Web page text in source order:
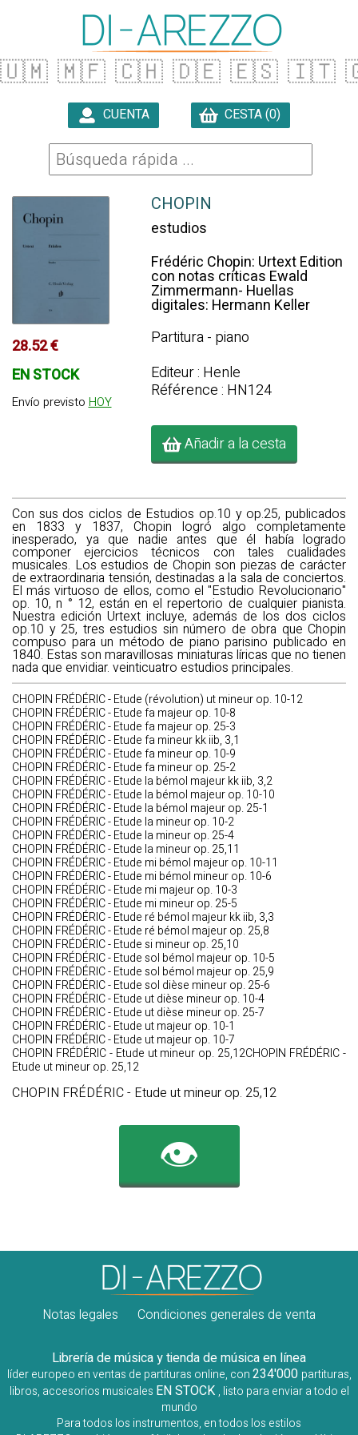
🇺🇲 🇲🇫 🇨🇭 🇩🇪 🇪🇸 🇮🇹
CUENTA CESTA (0)
28.52 €
EN STOCK
Envío previsto HOY
CHOPIN
estudios
Frédéric Chopin: Urtext Edition
con notas críticas Ewald
Zimmermann- Huellas
digitales: Hermann Keller
Partitura - piano
Editeur : Henle
Référence : HN124
Añadir a la cesta
Con sus dos ciclos de Estudios op.10 y op.25, publicados
en 1833 y 1837, Chopin logró algo completamente
inesperado, ya que nadie antes que él había logrado
componer ejercicios técnicos con tales cualidades
musicales. Los estudios de Chopin son piezas de carácter
de extraordinaria tensión, destinadas a la sala de conciertos.
El más virtuoso de ellos, como el "Estudio Revolucionario"
op. 10, n ° 12, están en el repertorio de cualquier pianista.
Nuestra edición Urtext incluye, además de los dos ciclos
op.10 y 25, tres estudios sin número de obra que Chopin
compuso para un método de piano parisino publicado en
1840. Estas son maravillosas miniaturas líricas que no tienen
nada que envidiar. veinticuatro estudios principales.
CHOPIN FRÉDÉRIC - Etude (révolution) ut mineur op. 10-12
CHOPIN FRÉDÉRIC - Etude fa majeur op. 10-8
CHOPIN FRÉDÉRIC - Etude fa majeur op. 25-3
CHOPIN FRÉDÉRIC - Etude fa mineur kk iib, 3,1
CHOPIN FRÉDÉRIC - Etude fa mineur op. 10-9
CHOPIN FRÉDÉRIC - Etude fa mineur op. 25-2
CHOPIN FRÉDÉRIC - Etude la bémol majeur kk iib, 3,2
CHOPIN FRÉDÉRIC - Etude la bémol majeur op. 10-10
CHOPIN FRÉDÉRIC - Etude la bémol majeur op. 25-1
CHOPIN FRÉDÉRIC - Etude la mineur op. 10-2
CHOPIN FRÉDÉRIC - Etude la mineur op. 25-4
CHOPIN FRÉDÉRIC - Etude la mineur op. 25,11
CHOPIN FRÉDÉRIC - Etude mi bémol majeur op. 10-11
CHOPIN FRÉDÉRIC - Etude mi bémol mineur op. 10-6
CHOPIN FRÉDÉRIC - Etude mi majeur op. 10-3
CHOPIN FRÉDÉRIC - Etude mi mineur op. 25-5
CHOPIN FRÉDÉRIC - Etude ré bémol majeur kk iib, 3,3
CHOPIN FRÉDÉRIC - Etude ré bémol majeur op. 25,8
CHOPIN FRÉDÉRIC - Etude si mineur op. 25,10
CHOPIN FRÉDÉRIC - Etude sol bémol majeur op. 10-5
CHOPIN FRÉDÉRIC - Etude sol bémol majeur op. 25,9
CHOPIN FRÉDÉRIC - Etude sol dièse mineur op. 25-6
CHOPIN FRÉDÉRIC - Etude ut dièse mineur op. 10-4
CHOPIN FRÉDÉRIC - Etude ut dièse mineur op. 25-7
CHOPIN FRÉDÉRIC - Etude ut majeur op. 10-1
CHOPIN FRÉDÉRIC - Etude ut majeur op. 10-7
CHOPIN FRÉDÉRIC - Etude ut mineur op. 25,12CHOPIN FRÉDÉRIC -
Etude ut mineur op. 25,12
CHOPIN FRÉDÉRIC - Etude ut mineur op. 25,12
👁️
Notas legales Condiciones generales de venta
Librería de música y tienda de música en línea
líder europeo en ventas de partituras online, con234'000 partituras,
libros, accesorios musicales EN STOCK , listo para enviar a todo el
mundo
Para todos los instrumentos, en todos los estilos